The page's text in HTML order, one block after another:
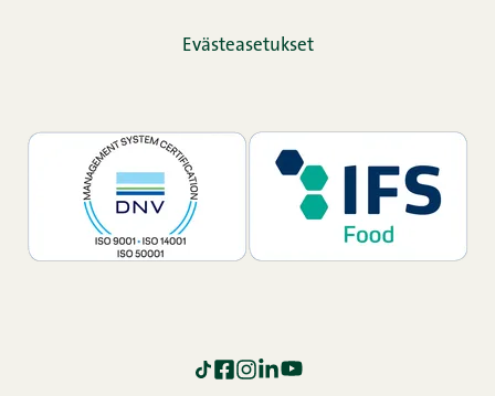
Evästeasetukset
TikTok
Facebook
Instagram
LinkedIn
YouTube